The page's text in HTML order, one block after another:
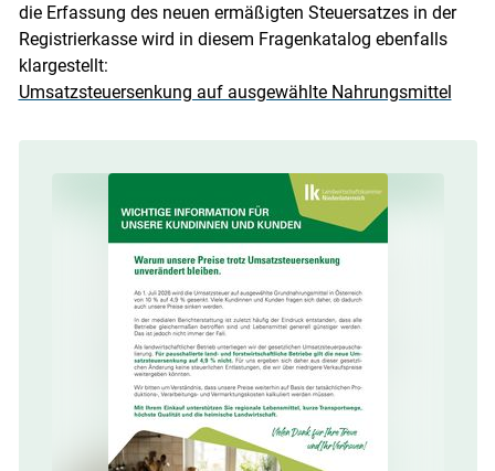
die Erfassung des neuen ermäßigten Steuersatzes in der
Registrierkasse wird in diesem Fragenkatalog ebenfalls
klargestellt:
Umsatzsteuersenkung auf ausgewählte Nahrungsmittel